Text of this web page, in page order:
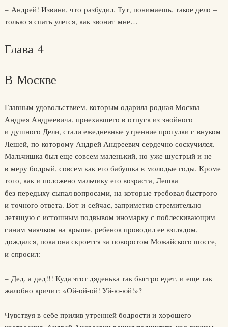
– Андрей! Извини, что разбудил. Тут, понимаешь, такое дело –
только я спать улегся, как звонит мне…
Глава 4
В Москве
Главным удовольствием, которым одарила родная Москва
Андрея Андреевича, приехавшего в отпуск из знойного
и душного Дели, стали ежедневные утренние прогулки с внуком
Лешей, по которому Андрей Андреевич сердечно соскучился.
Мальчишка был еще совсем маленький, но уже шустрый и не
в меру бодрый, совсем как его бабушка в молодые годы. Кроме
того, как и положено мальчику его возраста, Лешка
без передыху сыпал вопросами, на которые требовал быстрого
и точного ответа. Вот и сейчас, заприметив стремительно
летящую с истошным подвывом иномарку с поблескивающим
синим маячком на крыше, ребенок проводил ее взглядом,
дождался, пока она скроется за поворотом Можайского шоссе,
и спросил:
– Дед, а дед!!! Куда этот дяденька так быстро едет, и еще так
жалобно кричит: «Ой-ой-ой! Уй-ю-юй!»?
Чувствуя в себе прилив утренней бодрости и хорошего